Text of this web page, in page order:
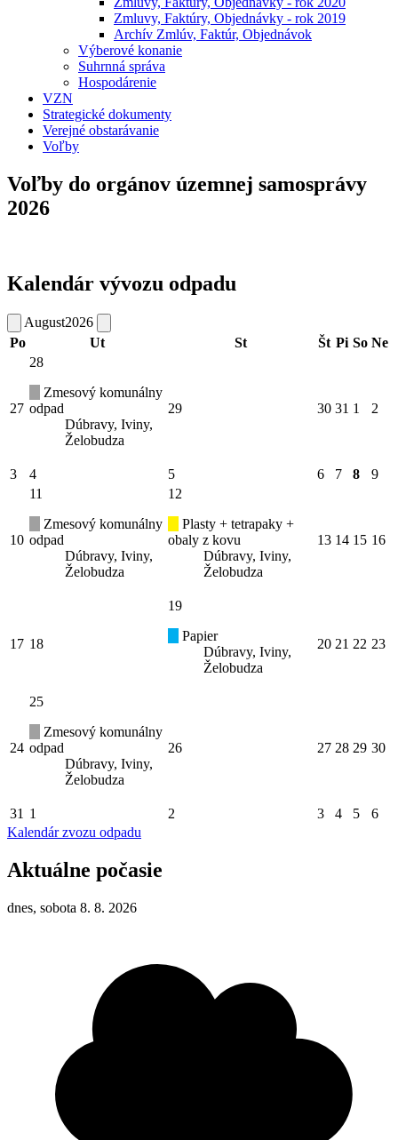
Zmluvy, Faktúry, Objednávky - rok 2019
Archív Zmlúv, Faktúr, Objednávok
Výberové konanie
Suhrnná správa
Hospodárenie
VZN
Strategické dokumenty
Verejné obstarávanie
Voľby
Voľby do orgánov územnej samosprávy
2026
Kalendár vývozu odpadu
August2026
Po
Ut St Št Pi So Ne
27
28
Zmesový komunálny
odpad
Dúbravy, Iviny,
Želobudza
29 30 31 1 2
3 4 5 6 7 8 9
10
11
Zmesový komunálny
odpad
Dúbravy, Iviny,
Želobudza
12
Plasty + tetrapaky +
obaly z kovu
Dúbravy, Iviny,
Želobudza
13 14 15 16
17 18
19
Papier
Dúbravy, Iviny,
Želobudza
20 21 22 23
24
25
Zmesový komunálny
odpad
Dúbravy, Iviny,
Želobudza
26 27 28 29 30
31 1 2 3 4 5
6
Kalendár zvozu odpadu
Aktuálne počasie
dnes, sobota 8. 8. 2026